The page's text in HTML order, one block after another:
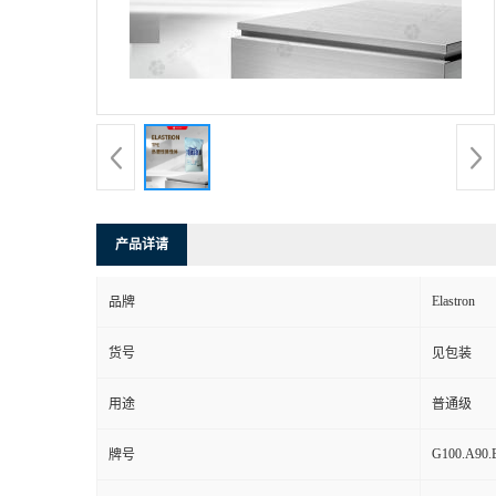
产品详请
品牌 Elastron
货号 见包装
用途 普通级
牌号